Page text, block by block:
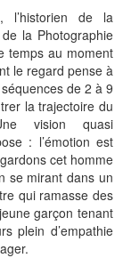
l’historien de la
la Photographie
temps au moment
le regard pense à
de 2 à 9
la trajectoire du
vision quasi
: l’émotion est
cet homme
se mirant dans un
qui ramasse des
garçon tenant
plein d’empathie